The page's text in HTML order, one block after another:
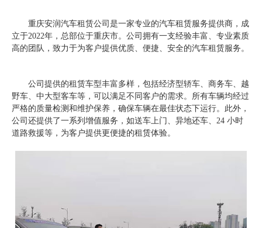
重庆安润汽车租赁公司是一家专业的汽车租赁服务提供商，成
立于2022年，总部位于重庆市。公司拥有一支经验丰富、专业素质
高的团队，致力于为客户提供优质、便捷、安全的汽车租赁服务。
公司提供的租赁车型丰富多样，包括经济型轿车、商务车、越
野车、中大型客车等，可以满足不同客户的需求。所有车辆均经过
严格的质量检测和维护保养，确保车辆在最佳状态下运行。此外，
公司还提供了一系列增值服务，如送车上门、异地还车、24 小时
道路救援等，为客户提供更便捷的租赁体验。